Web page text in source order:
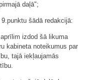
daļā";
šādā redakcijā:
izdod šā likuma
kabineta noteikumus par
tajā iekļaujamās